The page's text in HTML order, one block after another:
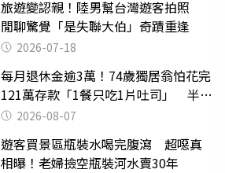
旅遊變認親！陸男幫台灣遊客拍照
閒聊驚覺「是失聯大伯」奇蹟重逢
2026-07-18
每月退休金逾3萬！74歲獨居翁怕花完
121萬存款「1餐只吃1片吐司」 半年
後暴瘦嚇壞女兒
2026-08-07
遊客買景區瓶裝水喝完腹瀉 超噁真
相曝！老婦撿空瓶裝河水賣30年